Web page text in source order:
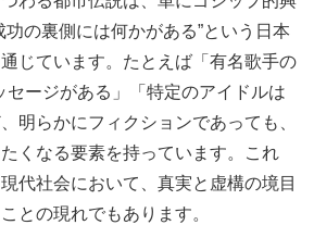
功の裏側には何かがある”という日本
じています。たとえば「有名歌手の
セージがある」「特定のアイドルは
明らかにフィクションであっても、
くなる要素を持っています。これ
代社会において、真実と虚構の境目
との現れでもあります。